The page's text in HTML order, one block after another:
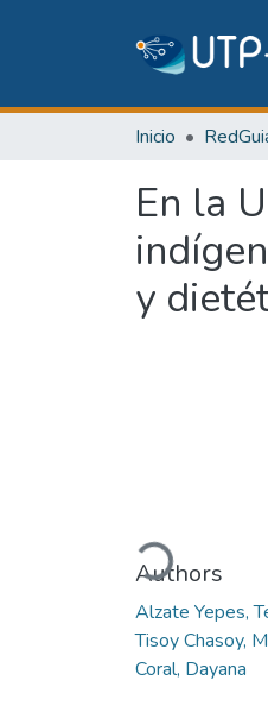
Inicio
En la
y
Cargando...
Authors
Alzate Yepes,
Tisoy Chasoy,
Coral, Dayana